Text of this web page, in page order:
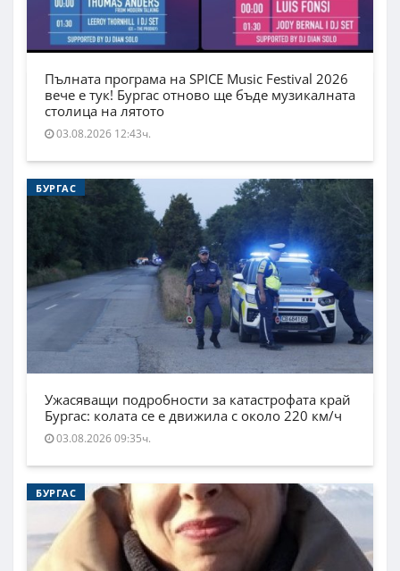
Пълната програма на SPICE Music Festival 2026
вече е тук! Бургас отново ще бъде музикалната
столица на лятото
03.08.2026 12:43ч.
БУРГАС
Ужасяващи подробности за катастрофата край
Бургас: колата се е движила с около 220 км/ч
03.08.2026 09:35ч.
БУРГАС